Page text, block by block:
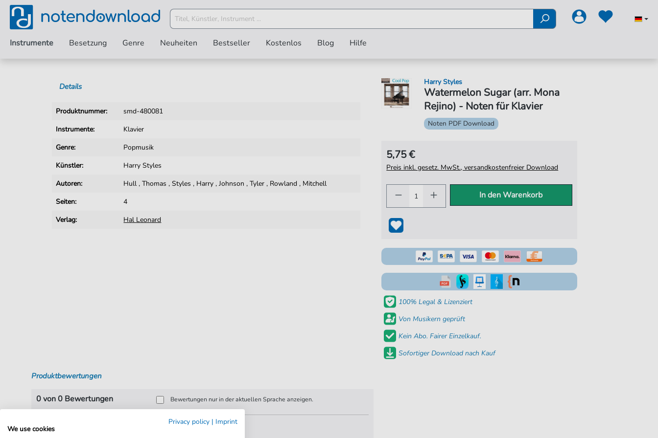
Instrumente Besetzung Genre Neuheiten Bestseller Kostenlos Blog Hilfe
Details
Produktnummer:
smd-480081
Instrumente:
Klavier
Genre:
Popmusik
Künstler:
Harry Styles
Autoren:
Hull ,Thomas ,Styles , Harry ,Johnson ,Tyler , Rowland , Mitchell
Seiten:
4
Verlag:
Hal Leonard
Watermelon Sugar (arr. Mona
Rejino) - Noten für Klavier
Harry Styles
Noten PDF Download
5,75 €
Preis inkl. gesetz. MwSt., versandkostenfreier Download
In den Warenkorb
100% Legal & Lizenziert
Von Musikern geprüft
Kein Abo. Fairer Einzelkauf.
Sofortiger Download nach Kauf
Produktbewertungen
0 von 0 Bewertungen
Bewerten Sie dieses
Bewertungen nur in der aktuellen Sprache anzeigen.
Privacy policy | Imprint
We use cookies